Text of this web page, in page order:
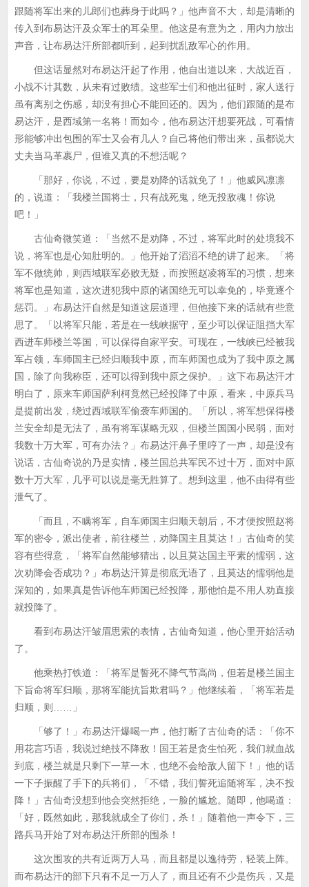
跟随将军出来的儿郎们也葬身于此吗？」他声音不大，却是清晰的
传入到布易达汗及众军士的耳朵里。他这是有意为之，用内力放出
声音，让布易达汗所部都听到，起到扰乱敌军心的作用。
但这话显然对布易达汗起了作用，他自出道以来，大战近百，
小战不计其数，从未有过败绩。这些军士们和他出征时，家人送行
虽有离别之伤感，却没有担心不能回还的。因为，他们跟随的是布
易达汗，是西域第一名将！而如今，他布易达汗想要死战，可看情
形能够冲出包围的军士又会有几人？自己将他们带出来，虽都说大
丈夫当马革裹尸，但谁又真的不想活呢？
「那好，你说，不过，要是劝降的话就免了！」他威风凛凛
的，说道：「我楼兰国将士，只有战死鬼，绝无投敌魂！你说
吧！」
古仙奇微笑道：「当然不是劝降，不过，将军此时的处境我不
说，将军也是心知肚明的。」他开始了滔滔不绝的讲了起来。「将
军不做统帅，则西域联军必败无疑，而按照赵凌将军的习惯，想来
将军也是知道，这次进犯我中原的诸国绝无可以幸免的，毕竟逐个
惩罚。」布易达汗自然是知道这层道理，但他接下来的话就有些意
思了。「以将军只能，若是在一线峡据守，至少可以保证阻挡大军
西进车师楼兰等国，可以保得自家平安。可现在，一线峡已经被我
军占领，车师国主已经归顺我中原，而车师国也成为了我中原之属
国，除了向我称臣，还可以得到我中原之保护。」这下布易达汗才
明白了，原来车师国萨利柯竟然已经投降了中原，看来，中原兵马
是提前出发，绕过西域联军偷袭车师国的。「所以，将军想保得楼
兰安全却是无法了，虽有将军谋略无双，但楼兰国国小民弱，面对
我数十万大军，可有办法？」布易达汗鼻子里哼了一声，却是没有
说话，古仙奇说的乃是实情，楼兰国总共军民不过十万，面对中原
数十万大军，几乎可以说是毫无胜算了。想到这里，他不由得有些
泄气了。
「而且，不瞒将军，自车师国主归顺天朝后，不才便按照赵将
军的密令，派出使者，前往楼兰，劝降国主且莫达！」古仙奇的笑
容有些得意，「将军自然能够猜出，以且莫达国主平素的懦弱，这
次劝降会否成功？」布易达汗算是彻底无语了，且莫达的懦弱他是
深知的，如果真是告诉他车师国已经投降，那他怕是不用人劝直接
就投降了。
看到布易达汗皱眉思索的表情，古仙奇知道，他心里开始活动
了。
他乘热打铁道：「将军是誓死不降气节高尚，但若是楼兰国主
下旨命将军归顺，那将军能抗旨欺君吗？」他继续着，「将军若是
归顺，则……」
「够了！」布易达汗爆喝一声，他打断了古仙奇的话：「你不
用花言巧语，我说过绝技不降敌！国王若是贪生怕死，我们就血战
到底，楼兰就是只剩下一草一木，也绝不会给敌人留下！」他的话
一下子振醒了手下的兵将们，「不错，我们誓死追随将军，决不投
降！」古仙奇没想到他会突然拒绝，一脸的尴尬。随即，他喝道：
「好，既然如此，那我就成全了你们，杀！」随着他一声令下，三
路兵马开始了对布易达汗所部的围杀！
这次围攻的共有近两万人马，而且都是以逸待劳，轻装上阵。
而布易达汗的部下只有不足一万人了，而且还有不少是伤兵，又是